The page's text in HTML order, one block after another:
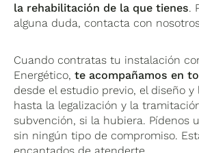
la rehabilitación de la que tienes.
alguna duda, contacta con
Cuando contratas tu instalación
Energético,te acompañamos en
desde el estudio previo, el diseño y
hasta la legalización y la
subvención, si la hubiera. Pídenos
sin ningún tipo de compromiso.